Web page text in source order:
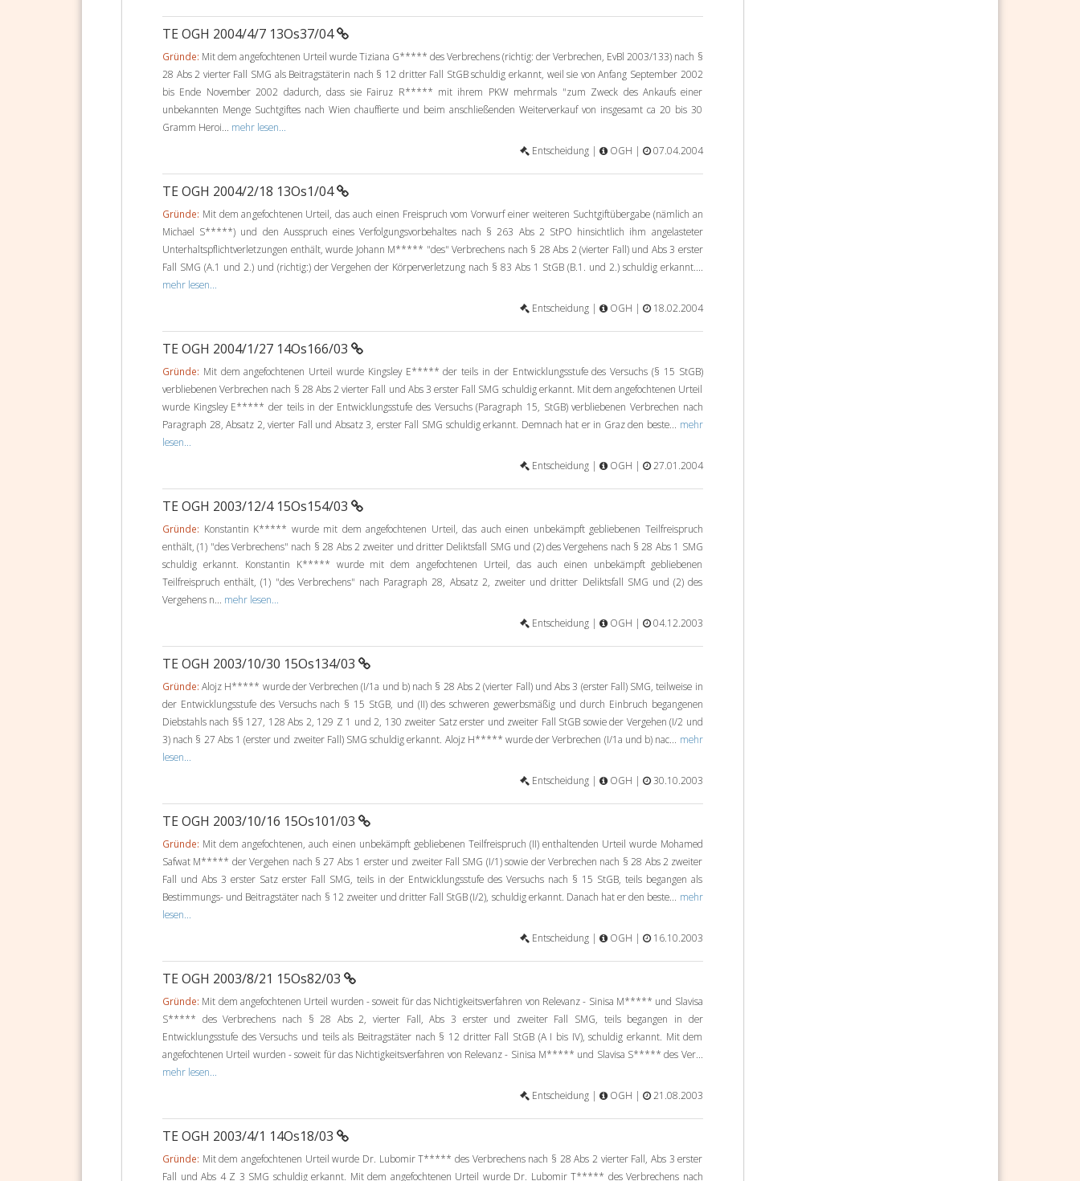
TE OGH 2004/4/7 13Os37/04
Gründe: Mit dem angefochtenen Urteil wurde Tiziana G***** des Verbrechens (richtig: der Verbrechen, EvBl 2003/133) nach §
28 Abs 2 vierter Fall SMG als Beitragstäterin nach § 12 dritter Fall StGB schuldig erkannt, weil sie von Anfang September 2002
bis Ende November 2002 dadurch, dass sie Fairuz R***** mit ihrem PKW mehrmals "zum Zweck des Ankaufs einer
unbekannten Menge Suchtgiftes nach Wien chauffierte und beim anschließenden Weiterverkauf von insgesamt ca 20 bis 30
Gramm Heroi... mehr lesen...
Entscheidung |
OGH | 07.04.2004
TE OGH 2004/2/18 13Os1/04
Gründe: Mit dem angefochtenen Urteil, das auch einen Freispruch vom Vorwurf einer weiteren Suchtgiftübergabe (nämlich an
Michael S*****) und den Ausspruch eines Verfolgungsvorbehaltes nach § 263 Abs 2 StPO hinsichtlich ihm angelasteter
Unterhaltspflichtverletzungen enthält, wurde Johann M***** "des" Verbrechens nach § 28 Abs 2 (vierter Fall) und Abs 3 erster
Fall SMG (A.1 und 2.) und (richtig:) der Vergehen der Körperverletzung nach § 83 Abs 1 StGB (B.1. und 2.) schuldig erkannt....
mehr lesen...
Entscheidung |
OGH | 18.02.2004
TE OGH 2004/1/27 14Os166/03
Gründe: Mit dem angefochtenen Urteil wurde Kingsley E***** der teils in der Entwicklungsstufe des Versuchs (§ 15 StGB)
verbliebenen Verbrechen nach § 28 Abs 2 vierter Fall und Abs 3 erster Fall SMG schuldig erkannt. Mit dem angefochtenen Urteil
wurde Kingsley E***** der teils in der Entwicklungsstufe des Versuchs (Paragraph 15, StGB) verbliebenen Verbrechen nach
Paragraph 28, Absatz 2, vierter Fall und Absatz 3, erster Fall SMG schuldig erkannt. Demnach hat er in Graz den beste... mehr
lesen...
Entscheidung |
OGH | 27.01.2004
TE OGH 2003/12/4 15Os154/03
Gründe: Konstantin K***** wurde mit dem angefochtenen Urteil, das auch einen unbekämpft gebliebenen Teilfreispruch
enthält, (1) "des Verbrechens" nach § 28 Abs 2 zweiter und dritter Deliktsfall SMG und (2) des Vergehens nach § 28 Abs 1 SMG
schuldig erkannt. Konstantin K***** wurde mit dem angefochtenen Urteil, das auch einen unbekämpft gebliebenen
Teilfreispruch enthält, (1) "des Verbrechens" nach Paragraph 28, Absatz 2, zweiter und dritter Deliktsfall SMG und (2) des
Vergehens n... mehr lesen...
Entscheidung |
OGH | 04.12.2003
TE OGH 2003/10/30 15Os134/03
Gründe: Alojz H***** wurde der Verbrechen (I/1a und b) nach § 28 Abs 2 (vierter Fall) und Abs 3 (erster Fall) SMG, teilweise in
der Entwicklungsstufe des Versuchs nach § 15 StGB, und (II) des schweren gewerbsmäßig und durch Einbruch begangenen
Diebstahls nach §§ 127, 128 Abs 2, 129 Z 1 und 2, 130 zweiter Satz erster und zweiter Fall StGB sowie der Vergehen (I/2 und
3) nach § 27 Abs 1 (erster und zweiter Fall) SMG schuldig erkannt. Alojz H***** wurde der Verbrechen (I/1a und b) nac... mehr
lesen...
Entscheidung |
OGH | 30.10.2003
TE OGH 2003/10/16 15Os101/03
Gründe: Mit dem angefochtenen, auch einen unbekämpft gebliebenen Teilfreispruch (II) enthaltenden Urteil wurde Mohamed
Safwat M***** der Vergehen nach § 27 Abs 1 erster und zweiter Fall SMG (I/1) sowie der Verbrechen nach § 28 Abs 2 zweiter
Fall und Abs 3 erster Satz erster Fall SMG, teils in der Entwicklungsstufe des Versuchs nach § 15 StGB, teils begangen als
Bestimmungs- und Beitragstäter nach § 12 zweiter und dritter Fall StGB (I/2), schuldig erkannt. Danach hat er den beste... mehr
lesen...
Entscheidung |
OGH | 16.10.2003
TE OGH 2003/8/21 15Os82/03
Gründe: Mit dem angefochtenen Urteil wurden - soweit für das Nichtigkeitsverfahren von Relevanz - Sinisa M***** und Slavisa
S***** des Verbrechens nach § 28 Abs 2, vierter Fall, Abs 3 erster und zweiter Fall SMG, teils begangen in der
Entwicklungsstufe des Versuchs und teils als Beitragstäter nach § 12 dritter Fall StGB (A I bis IV), schuldig erkannt. Mit dem
angefochtenen Urteil wurden - soweit für das Nichtigkeitsverfahren von Relevanz - Sinisa M***** und Slavisa S***** des Ver...
mehr lesen...
Entscheidung |
OGH | 21.08.2003
TE OGH 2003/4/1 14Os18/03
Gründe: Mit dem angefochtenen Urteil wurde Dr. Lubomir T***** des Verbrechens nach § 28 Abs 2 vierter Fall, Abs 3 erster
Fall und Abs 4 Z 3 SMG schuldig erkannt. Mit dem angefochtenen Urteil wurde Dr. Lubomir T***** des Verbrechens nach